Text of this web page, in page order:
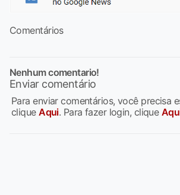
Comentários
Nenhum comentario!
Enviar comentário
Para enviar comentários, você precisa
cliqueAqui. Para fazer login, clique